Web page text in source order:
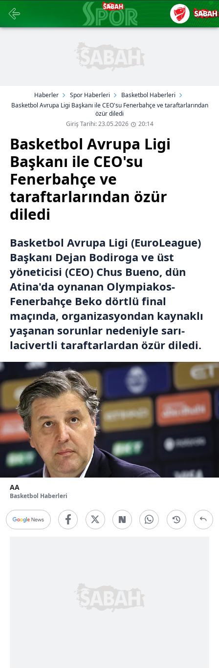
Haberler Spor Haberleri
Basketbol Haberleri
Basketbol Avrupa Ligi Başkanı ile CEO'su Fenerbahçe ve taraftarlarından
özür diledi
Giriş Tarihi: 23.05.2026
20:14
Basketbol Avrupa Ligi
Başkanı ile CEO'su
Fenerbahçe ve
taraftarlarından özür
diledi
Basketbol Avrupa Ligi (EuroLeague)
Başkanı Dejan Bodiroga ve üst
yöneticisi (CEO) Chus Bueno, dün
Atina'da oynanan Olympiakos-
Fenerbahçe Beko dörtlü final
maçında, organizasyondan kaynaklı
yaşanan sorunlar nedeniyle sarı-
lacivertli taraftarlardan özür diledi.
AA
Basketbol Haberleri